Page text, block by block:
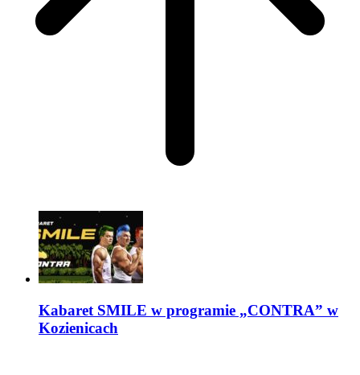
Kabaret SMILE w programie „CONTRA” w
Kozienicach